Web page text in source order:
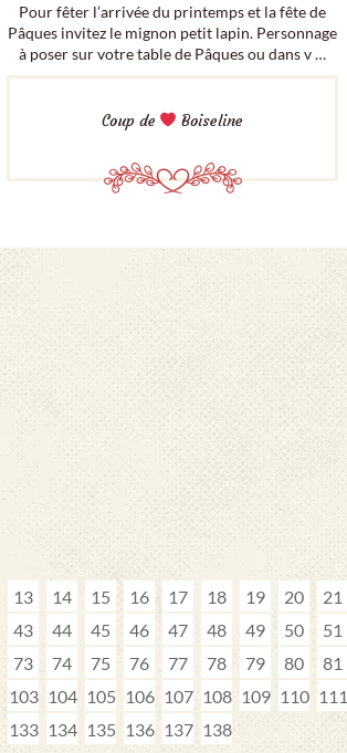
Pour fêter l’arrivée du printemps et la fête de
Pâques invitez le mignon petit lapin. Personnage
à poser sur votre table de Pâques ou dans v …
Coup de Boiseline
13 14 15 16 17 18 19 20 21
43 44 45 46 47 48 49 50 51
73 74 75 76 77 78 79 80 81
103 104 105 106 107 108 109 110 111
133 134 135 136 137 138